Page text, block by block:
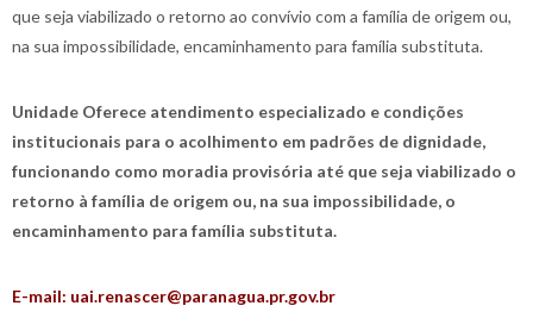
que seja viabilizado o retorno ao convívio com a família de origem ou,
na sua impossibilidade, encaminhamento para família substituta.
Unidade Oferece atendimento especializado e condições
institucionais para o acolhimento em padrões de dignidade,
funcionando como moradia provisória até que seja viabilizado o
retorno à família de origem ou, na sua impossibilidade, o
encaminhamento para família substituta.
E-mail: uai.renascer@paranagua.pr.gov.br